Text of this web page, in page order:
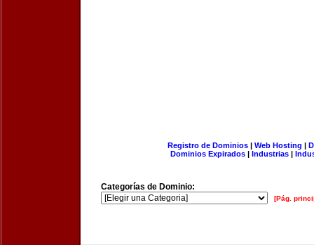
Registro de Dominios| Web Hosting |
Dominios Expirados | Industrias |
Categorías de Dominio:
[Pág.